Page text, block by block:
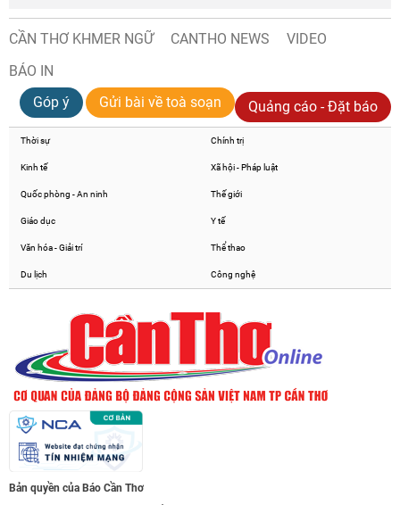
CẦN THƠ KHMER NGỮ CANTHO NEWS
VIDEO
BÁO IN
Góp ý
Gửi bài về toà soạn Quảng cáo - Đặt báo
Thời sự Chính trị
Kinh tế Xã hội - Pháp luật
Quốc phòng - An ninh Thế giới
Giáo dục Y tế
Văn hóa - Giải trí Thể thao
Du lịch Công nghệ
Bản quyền của Báo Cần Thơ